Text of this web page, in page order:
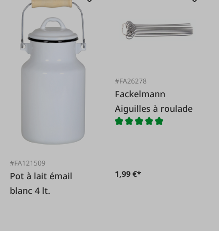
#FA121509
Pot à lait émail
blanc 4 lt.
#FA26278
Fackelmann
Aiguilles à roulade
1,99 €*